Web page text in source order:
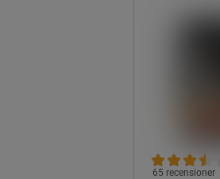
65 recensioner